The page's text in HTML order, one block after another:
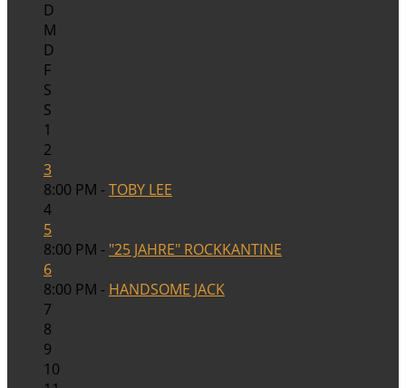
D
M
D
F
S
S
1
2
3
8:00 PM -TOBY LEE
4
5
8:00 PM - "25 JAHRE" ROCKKANTINE
6
8:00 PM - HANDSOME JACK
7
8
9
10